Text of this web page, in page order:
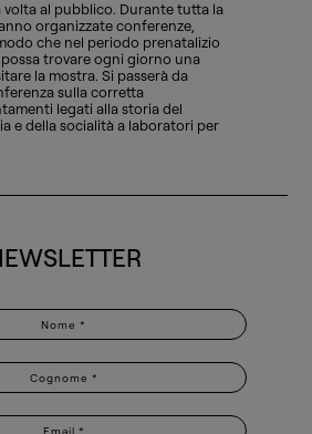
volta al pubblico. Durante tutta la
organizzate conferenze,
che nel periodo prenatalizio
trovare ogni giorno una
la mostra. Si passerà da
sulla corretta
legati alla storia del
e della socialità a laboratori per